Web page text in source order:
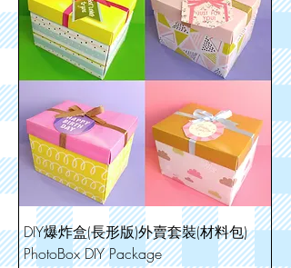
DIY爆炸盒(長形版)外賣套裝(材料包)
PhotoBox DIY Package